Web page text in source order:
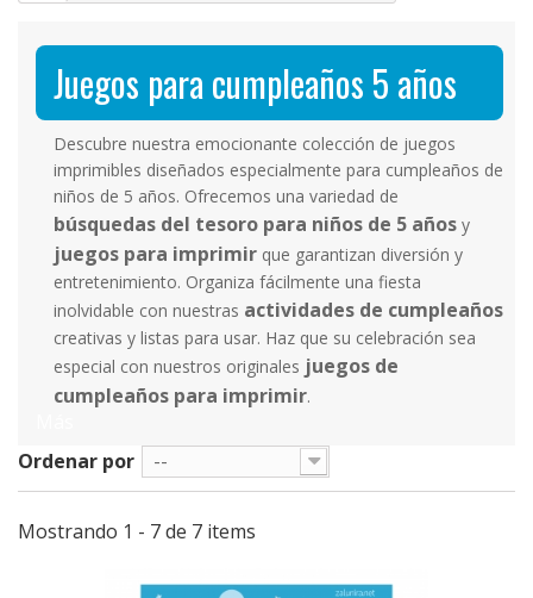
Juegos para cumpleaños 5 años
Descubre nuestra emocionante colección de juegos
imprimibles diseñados especialmente para cumpleaños de
niños de 5 años. Ofrecemos una variedad de
búsquedas del tesoro para niños de 5 años y
juegos para imprimir que garantizan diversión y
entretenimiento. Organiza fácilmente una fiesta
inolvidable con nuestras actividades de cumpleaños
creativas y listas para usar. Haz que su celebración sea
especial con nuestros originales juegos de
cumpleaños para imprimir.
Ordenar por
--
Mostrando 1 - 7 de 7 items